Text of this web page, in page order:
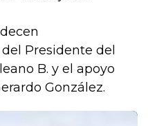
Presidente del
B. y el apoyo
González.